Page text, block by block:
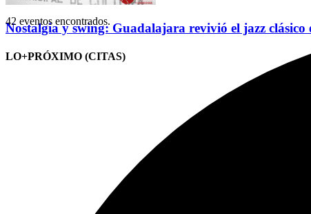
Nostalgia y swing: Guadalajara revivió el jazz clásico
LO+PRÓXIMO (CITAS)
42 eventos encontrados.